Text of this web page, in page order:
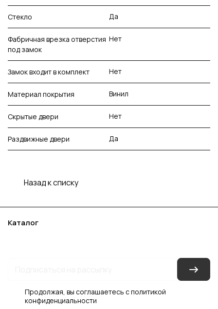
Стекло Да
Фабричная врезка отверстия
под замок
Нет
Замок входит в комплект Нет
Материал покрытия Винил
Скрытые двери Нет
Раздвижные двери Да
Назад к списку
Каталог
Продолжая, вы соглашаетесь сполитикой
конфиденциальности